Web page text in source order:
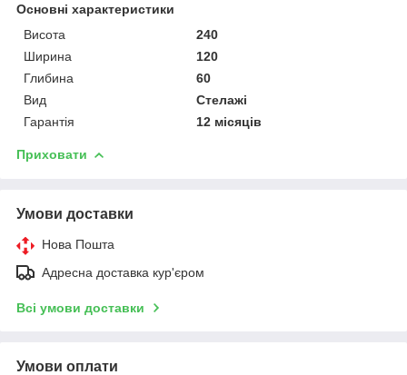
Основні характеристики
Висота
240
Ширина
120
Глибина
60
Вид
Стелажі
Гарантія
12 місяців
Приховати
Умови доставки
Нова Пошта
Адресна доставка кур'єром
Всі умови доставки
Умови оплати